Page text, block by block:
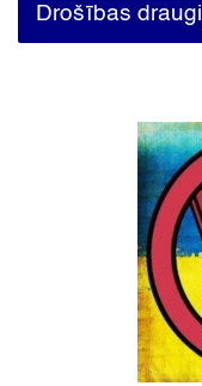
Drošības draugi